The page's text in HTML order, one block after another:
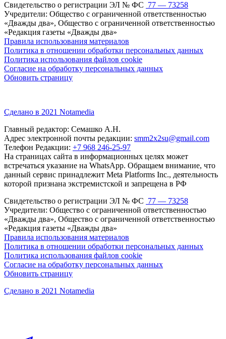
Свидетельство о регистрации ЭЛ № ФС 77 — 73258
Учредители: Общество с ограниченной ответственностью
«Дважды два», Общество с ограниченной ответственностью
«Редакция газеты «Дважды два»
Правила использования материалов
Политика в отношении обработки персональных данных
Политика использования файлов cookie
Согласие на обработку персональных данных
Обновить страницу
Сделано в 2021 Notamedia
Главный редактор: Семашко А.Н.
Адрес электронной почты редакции: smm2x2su@gmail.com
Телефон Редакции: +7 968 246-25-97
На страницах сайта в информационных целях может
встречаться указание на WhatsApp. Обращаем внимание, что
данный сервис принадлежит Meta Platforms Inc., деятельность
которой признана экстремистской и запрещена в РФ
Свидетельство о регистрации ЭЛ № ФС 77 — 73258
Учредители: Общество с ограниченной ответственностью
«Дважды два», Общество с ограниченной ответственностью
«Редакция газеты «Дважды два»
Правила использования материалов
Политика в отношении обработки персональных данных
Политика использования файлов cookie
Согласие на обработку персональных данных
Обновить страницу
Сделано в 2021 Notamedia